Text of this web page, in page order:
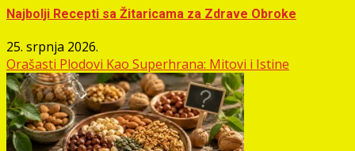
Najbolji Recepti sa Žitaricama za Zdrave Obroke
25. srpnja 2026.
Orašasti Plodovi Kao Superhrana: Mitovi i Istine